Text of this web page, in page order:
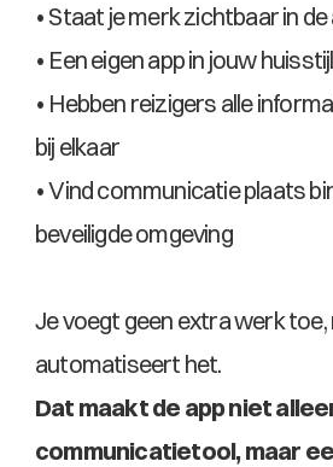
• Staat je merk zichtbaar in
• Een eigen app in jouw huisstijl
• Hebben reizigers alle
bij elkaar
• Vind communicatie plaats
beveiligde omgeving
Je voegt geen extra werk toe,
automatiseert het.
Dat maakt de app niet
communicatietool, maar